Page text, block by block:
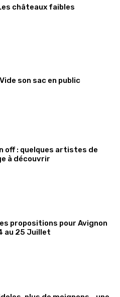
châteaux faibles
son sac en public
off : quelques artistes de
à découvrir
propositions pour Avignon
au 25 Juillet